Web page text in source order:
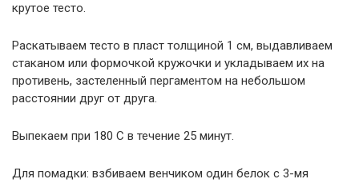
крутое тесто.
Раскатываем тесто в пласт толщиной 1 см, выдавливаем
стаканом или формочкой кружочки и укладываем их на
противень, застеленный пергаментом на небольшом
расстоянии друг от друга.
Выпекаем при 180 С в течение 25 минут.
Для помадки: взбиваем венчиком один белок с 3-мя